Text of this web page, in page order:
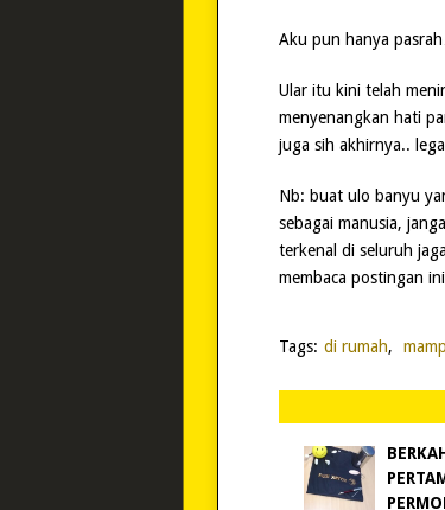
Aku pun hanya
Ular itu kini telah
menyenangkan hati
juga sih akhirnya..
Nb: buat ulo banyu
sebagai manusia,
terkenal di seluruh
membaca postingan
Tags: di rumah,